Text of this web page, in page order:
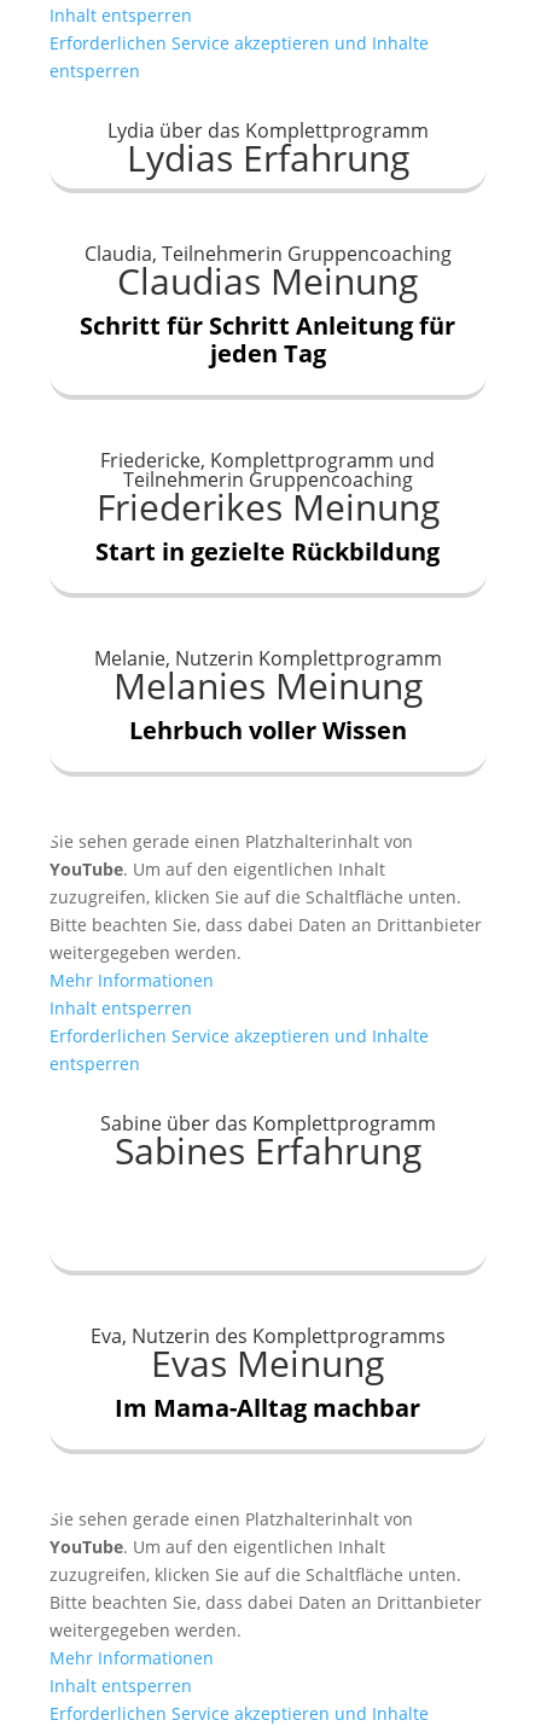
Inhalt entsperren
Erforderlichen Service akzeptieren und Inhalte
entsperren
Lydia über das Komplettprogramm
Lydias Erfahrung
Claudia, Teilnehmerin Gruppencoaching
Claudias Meinung
Schritt für Schritt Anleitung für
jeden Tag
Friedericke, Komplettprogramm und
Teilnehmerin Gruppencoaching
Friederikes Meinung
Start in gezielte Rückbildung
Melanie, Nutzerin Komplettprogramm
Melanies Meinung
Lehrbuch voller Wissen
Sie sehen gerade einen Platzhalterinhalt von
YouTube. Um auf den eigentlichen Inhalt
zuzugreifen, klicken Sie auf die Schaltfläche unten.
Bitte beachten Sie, dass dabei Daten an Drittanbieter
weitergegeben werden.
Mehr Informationen
Inhalt entsperren
Erforderlichen Service akzeptieren und Inhalte
entsperren
Sabine über das Komplettprogramm
Sabines Erfahrung
Eva, Nutzerin des Komplettprogramms
Evas Meinung
Im Mama-Alltag machbar
Sie sehen gerade einen Platzhalterinhalt von
YouTube. Um auf den eigentlichen Inhalt
zuzugreifen, klicken Sie auf die Schaltfläche unten.
Bitte beachten Sie, dass dabei Daten an Drittanbieter
weitergegeben werden.
Mehr Informationen
Inhalt entsperren
Erforderlichen Service akzeptieren und Inhalte